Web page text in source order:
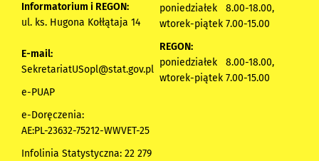
Informatorium i REGON:
ul. ks. Hugona Kołłątaja 14
E-mail:
SekretariatUSopl@stat.gov.pl
e-PUAP
e-Doręczenia:
AE:PL-23632-75212-WWVET-25
Infolinia Statystyczna: 22 279
poniedziałek 8.00-18.00,
wtorek-piątek 7.00-15.00
REGON:
poniedziałek 8.00-18.00,
wtorek-piątek 7.00-15.00